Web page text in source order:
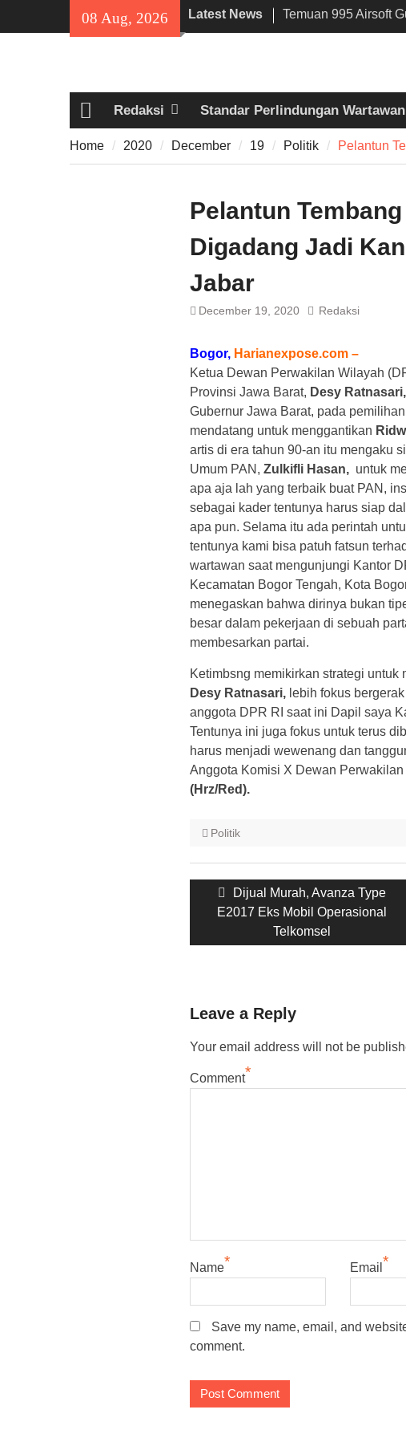
08 Aug, 2026 Latest News
Temuan 995 Airsoft
Narkoba di Sekolah
Sholat Jum’at
141 Tahun Stasiun
Angkut Hasil Bumi
Kehidupan
HomeRedaksi Standar Perlindungan Wartawan
Home 2020 December 19 Politik Pelantun
Pelantun
Digadang Jadi
Jabar
December 19, 2020 Redaksi
Bogor, Harianexpose.com –
Ketua Dewan Perwakilan Wilayah
Provinsi Jawa Barat, Desy Ratnasari,
Gubernur Jawa Barat, pada
mendatang untuk menggantikan
artis di era tahun 90-an itu mengaku
Umum PAN, Zulkifli Hasan, untuk
apa aja lah yang terbaik buat PAN,
sebagai kader tentunya harus siap
apa pun. Selama itu ada perintah
tentunya kami bisa patuh fatsun
wartawan saat mengunjungi Kantor
Kecamatan Bogor Tengah, Kota
menegaskan bahwa dirinya bukan
besar dalam pekerjaan di sebuah
membesarkan partai.
Ketimbsng memikirkan strategi
Desy Ratnasari, lebih fokus
anggota DPR RI saat ini Dapil saya
Tentunya ini juga fokus untuk terus
harus menjadi wewenang dan
Anggota Komisi X Dewan
(Hrz/Red).
Politik
Post
navigation
Previous
post:
Dijual Murah, Avanza Type
E2017 Eks Mobil Operasional
Telkomsel
Leave a Reply
Your email address will not be
Comment*
Name* Email *
Save my name, email, and
comment.